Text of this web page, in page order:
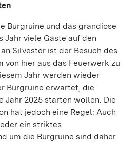
Burgruine und das grandiose
Jahr viele Gäste auf den
Silvester ist der Besuch des
hier aus das Feuerwerk zu
Jahr werden wieder
Burgruine erwartet, die
Jahr 2025 starten wollen. Die
hat jedoch eine Regel: Auch
ein striktes
um die Burgruine sind daher